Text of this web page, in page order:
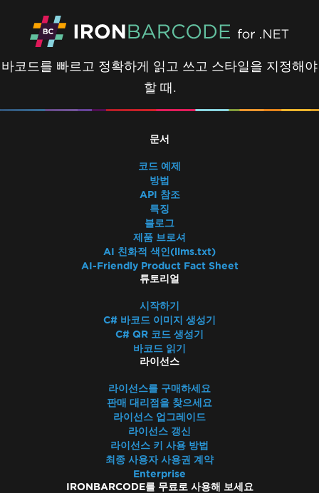
바코드를 빠르고 정확하게 읽고 쓰고 스타일을 지정해야
할 때.
문서
코드 예제
방법
API 참조
특징
블로그
제품 브로셔
AI 친화적 색인(llms.txt)
AI-Friendly Product Fact Sheet
튜토리얼
시작하기
C# 바코드 이미지 생성기
C# QR 코드 생성기
바코드 읽기
라이선스
라이선스를 구매하세요
판매 대리점을 찾으세요
라이선스 업그레이드
라이선스 갱신
라이선스 키 사용 방법
최종 사용자 사용권 계약
Enterprise
IRONBARCODE를 무료로 사용해 보세요